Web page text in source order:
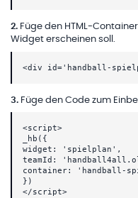
2. Füge den HTML-
Widget erscheinen soll.
<div id='handball-
3. Füge den Code zum
<script>
_hb({
widget: 'spielplan',
teamId:
container: 'handball-
})
</script>